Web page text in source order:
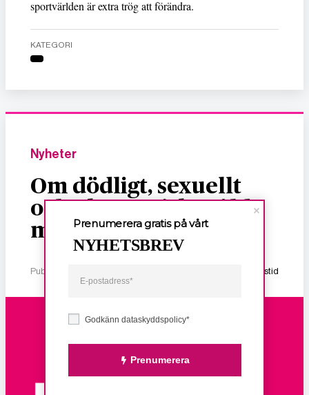
sportvärlden är extra trög att förändra.
KATEGORI
Nyheter
Om dödligt, sexuellt
och ekonomiskt våld
mot kvinnor
Publicerad 2 januari, 2026 1 min lästid
Godkänn dataskyddspolicy*
Prenumerera
Prenumerera gratis på vårt
NYHETSBREV